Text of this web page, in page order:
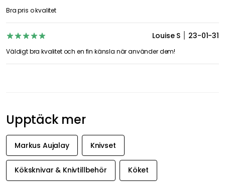
Bra pris o kvalitet
Louise S 23-01-31
Väldigt bra kvalitet och en fin känsla när använder dem!
Upptäck mer
Markus Aujalay Knivset
Köksknivar & Knivtillbehör Köket